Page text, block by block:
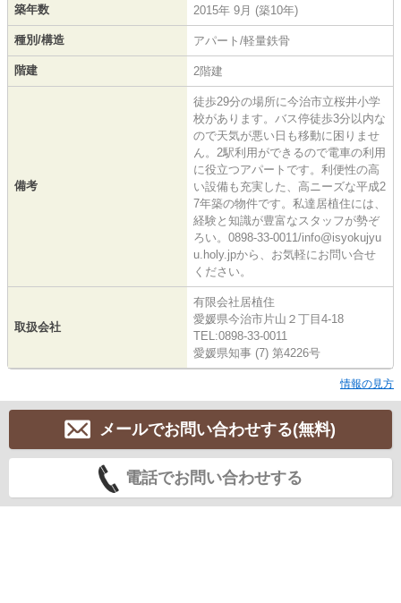
築年数 2015年 9月 (築10年)
種別/構造 アパート/軽量鉄骨
階建 2階建
備考
徒歩29分の場所に今治市立桜井小学
校があります。バス停徒歩3分以内な
ので天気が悪い日も移動に困りませ
ん。2駅利用ができるので電車の利用
に役立つアパートです。利便性の高
い設備も充実した、高ニーズな平成2
7年築の物件です。私達居植住には、
経験と知識が豊富なスタッフが勢ぞ
ろい。0898-33-0011/info@isyokujyu
u.holy.jpから、お気軽にお問い合せ
ください。
取扱会社
有限会社居植住
愛媛県今治市片山２丁目4-18
TEL:0898-33-0011
愛媛県知事 (7) 第4226号
情報の見方
メールでお問い合わせする(無料)
電話でお問い合わせする